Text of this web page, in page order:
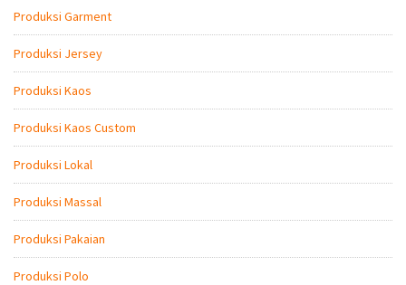
Produksi Garment
Produksi Jersey
Produksi Kaos
Produksi Kaos Custom
Produksi Lokal
Produksi Massal
Produksi Pakaian
Produksi Polo